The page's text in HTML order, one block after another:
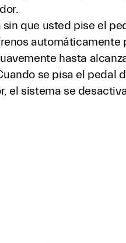
que usted pise el
automáticamente
hasta
se pisa el pedal
el sistema se